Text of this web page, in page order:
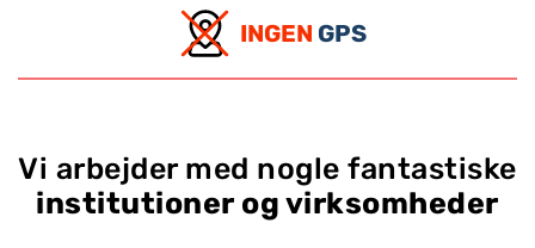
INGEN GPS
Vi arbejder med nogle fantastiske
institutioner og virksomheder